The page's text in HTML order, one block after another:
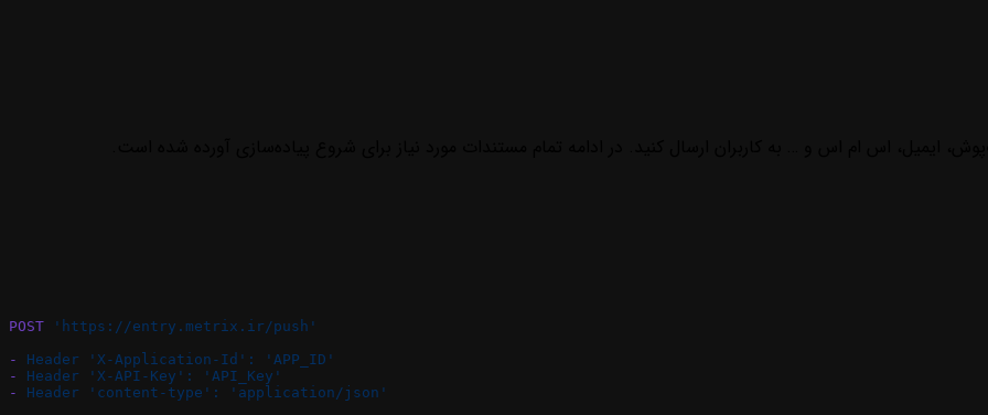
POST 'https://entry.metrix.ir/push'
-
Header 'X-Application-Id':
'APP_ID'
-
Header 'X-API-Key':
'API_Key'
-
Header 'content-type':
'application/json'